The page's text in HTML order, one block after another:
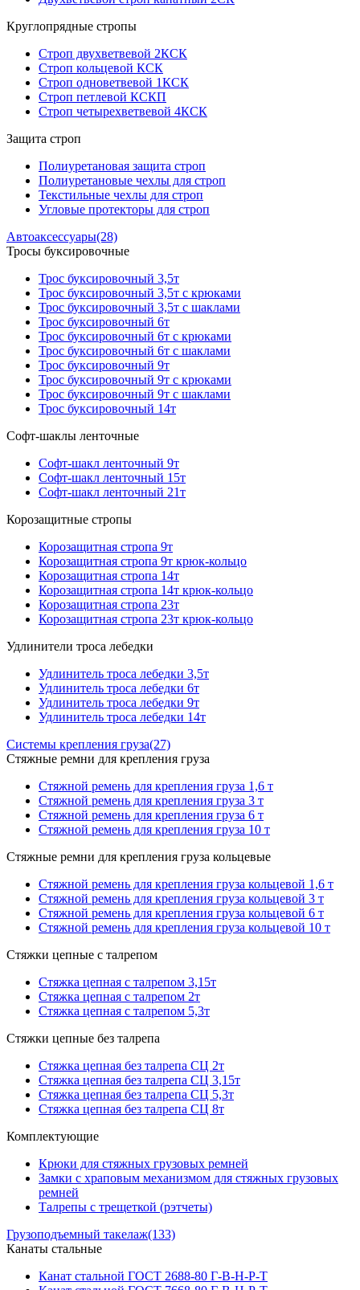
Круглопрядные стропы
Строп двухветвевой 2КСК
Строп кольцевой КСК
Строп одноветвевой 1КСК
Строп петлевой КСКП
Строп четырехветвевой 4КСК
Защита строп
Полиуретановая защита строп
Полиуретановые чехлы для строп
Текстильные чехлы для строп
Угловые протекторы для строп
Автоаксессуары(28)
Тросы буксировочные
Трос буксировочный 3,5т
Трос буксировочный 3,5т с крюками
Трос буксировочный 3,5т с шаклами
Трос буксировочный 6т
Трос буксировочный 6т с крюками
Трос буксировочный 6т с шаклами
Трос буксировочный 9т
Трос буксировочный 9т с крюками
Трос буксировочный 9т с шаклами
Трос буксировочный 14т
Софт-шаклы ленточные
Софт-шакл ленточный 9т
Софт-шакл ленточный 15т
Софт-шакл ленточный 21т
Корозащитные стропы
Корозащитная стропа 9т
Корозащитная стропа 9т крюк-кольцо
Корозащитная стропа 14т
Корозащитная стропа 14т крюк-кольцо
Корозащитная стропа 23т
Корозащитная стропа 23т крюк-кольцо
Удлинители троса лебедки
Удлинитель троса лебедки 3,5т
Удлинитель троса лебедки 6т
Удлинитель троса лебедки 9т
Удлинитель троса лебедки 14т
Системы крепления груза(27)
Стяжные ремни для крепления груза
Стяжной ремень для крепления груза 1,6 т
Стяжной ремень для крепления груза 3 т
Стяжной ремень для крепления груза 6 т
Стяжной ремень для крепления груза 10 т
Стяжные ремни для крепления груза кольцевые
Стяжной ремень для крепления груза кольцевой 1,6 т
Стяжной ремень для крепления груза кольцевой 3 т
Стяжной ремень для крепления груза кольцевой 6 т
Стяжной ремень для крепления груза кольцевой 10 т
Стяжки цепные с талрепом
Стяжка цепная с талрепом 3,15т
Стяжка цепная с талрепом 2т
Стяжка цепная с талрепом 5,3т
Стяжки цепные без талрепа
Стяжка цепная без талрепа СЦ 2т
Стяжка цепная без талрепа СЦ 3,15т
Стяжка цепная без талрепа СЦ 5,3т
Стяжка цепная без талрепа СЦ 8т
Комплектующие
Крюки для стяжных грузовых ремней
Замки с храповым механизмом для стяжных грузовых
ремней
Талрепы с трещеткой (рэтчеты)
Грузоподъемный такелаж(133)
Канаты стальные
Канат стальной ГОСТ 2688-80 Г-В-Н-Р-Т